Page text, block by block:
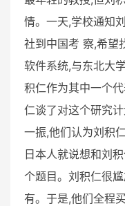
情。一天,学校通知
社到中国考 察,希望
软件系统,与东北大
积仁作为其中一个
仁谈了对这个研究
一振,他们认为刘积
日本人就说想和刘
个题目。刘积仁很
有。于是,他们全程